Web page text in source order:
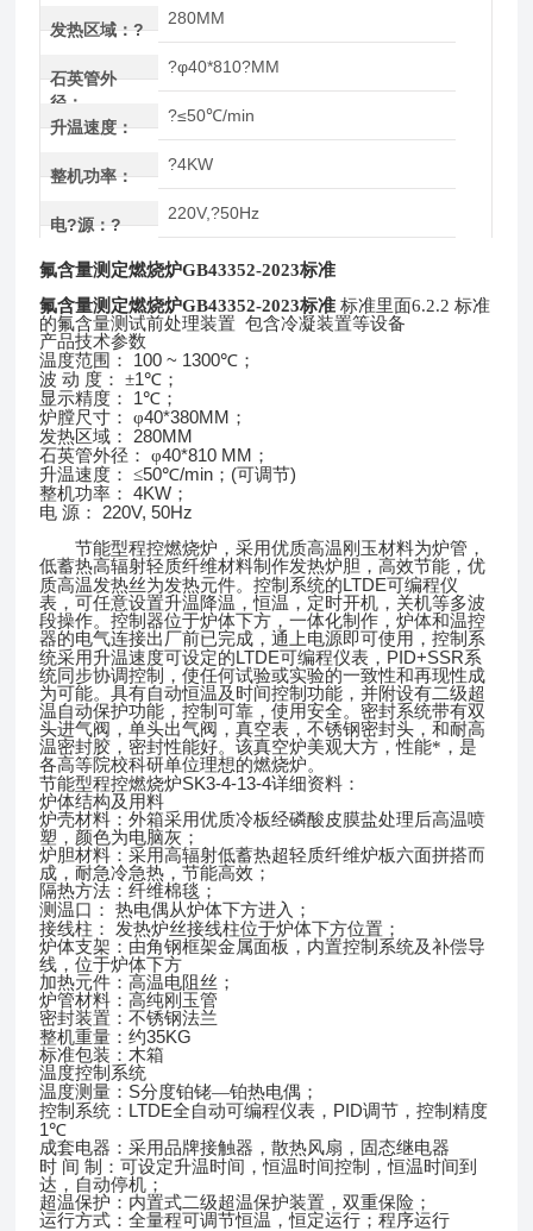
发热区域：?
280MM
石英管外
径：
?φ40*810?MM
升温速度：
?≤50℃/min
整机功率：
?4KW
电?源：?
220V,?50Hz
氟含量测定燃烧炉GB43352-2023标准
氟含量测定燃烧炉GB43352-2023标准 标准里面6.2.2 标准
的氟含量测试前处理装置 包含冷凝装置等设备
产品技术参数
温度范围：
100 ~ 1300℃；
波 动 度： ±1℃；
显示精度：
1℃；
炉膛尺寸：
φ40*380MM ；
发热区域：
280MM
石英管外径： φ40*810 MM ；
升温速度：
≤50℃/min ； (可调节)
整机功率： 4KW ；
电 源： 220V, 50Hz
节能型程控燃烧炉，采用优质高温刚玉材料为炉管，
低蓄热高辐射轻质纤维材料制作发热炉胆，高效节能，优
质高温发热丝为发热元件。控制系统的LTDE可编程仪
表，可任意设置升温降温，恒温，定时开机，关机等多波
段操作。控制器位于炉体下方，一体化制作，炉体和温控
器的电气连接出厂前已完成，通上电源即可使用，控制系
统采用升温速度可设定的LTDE可编程仪表， PID+SSR系
统同步协调控制，使任何试验或实验的一致性和再现性成
为可能。具有自动恒温及时间控制功能，并附设有二级超
温自动保护功能，控制可靠，使用安全。密封系统带有双
头进气阀，单头出气阀，真空表，不锈钢密封头，和耐高
温密封胶，密封性能好。该真空炉美观大方，性能*，是
各高等院校科研单位理想的燃烧炉。
节能型程控燃烧炉SK3-4-13-4详细资料：
炉体结构及用料
炉壳材料：外箱采用优质冷板经磷酸皮膜盐处理后高温喷
塑，颜色为电脑灰；
炉胆材料：采用高辐射低蓄热超轻质纤维炉板六面拼搭而
成，耐急冷急热，节能高效；
隔热方法：纤维棉毯；
测温口：
热电偶从炉体下方进入；
接线柱：
发热炉丝接线柱位于炉体下方位置；
炉体支架：由角钢框架金属面板，内置控制系统及补偿导
线，位于炉体下方
加热元件：高温电阻丝；
炉管材料：高纯刚玉管
密封装置：不锈钢法兰
整机重量：约35KG
标准包装：木箱
温度控制系统
温度测量： S分度铂铑—铂热电偶；
控制系统： LTDE全自动可编程仪表， PID调节，控制精度
1℃
成套电器：采用品牌接触器，散热风扇，固态继电器
时 间 制：可设定升温时间，恒温时间控制，恒温时间到
达，自动停机；
超温保护：内置式二级超温保护装置，双重保险；
运行方式：全量程可调节恒温，恒定运行；程序运行